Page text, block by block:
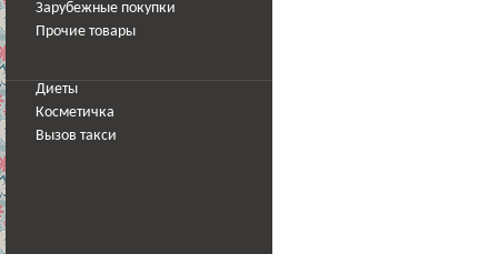
Зарубежные покупки
Прочие товары
Диеты
Косметичка
Вызов такси